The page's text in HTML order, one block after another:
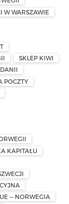
W WARSZAWIE
SKLEP KIWI
POCZTY
KAPITAŁU
— NORWEGIA